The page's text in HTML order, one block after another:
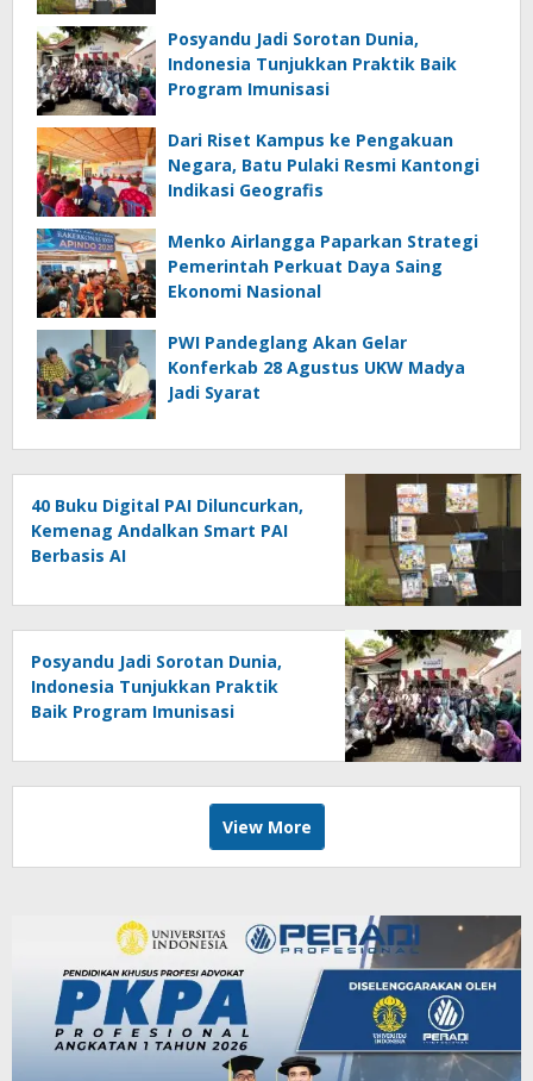
Posyandu Jadi Sorotan Dunia,
Indonesia Tunjukkan Praktik Baik
Program Imunisasi
Dari Riset Kampus ke Pengakuan
Negara, Batu Pulaki Resmi Kantongi
Indikasi Geografis
Menko Airlangga Paparkan Strategi
Pemerintah Perkuat Daya Saing
Ekonomi Nasional
PWI Pandeglang Akan Gelar
Konferkab 28 Agustus UKW Madya
Jadi Syarat
40 Buku Digital PAI Diluncurkan,
Kemenag Andalkan Smart PAI
Berbasis AI
Posyandu Jadi Sorotan Dunia,
Indonesia Tunjukkan Praktik
Baik Program Imunisasi
View More